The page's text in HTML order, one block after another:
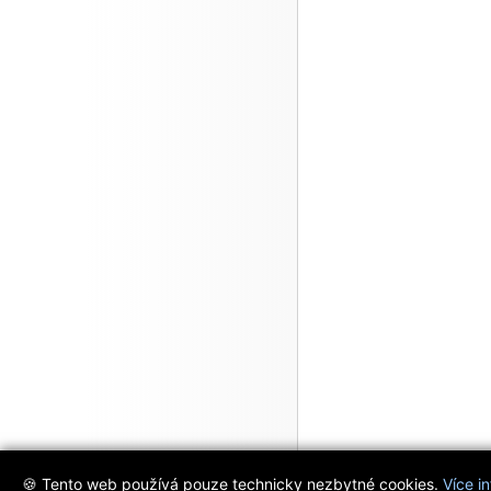
🍪 Tento web používá pouze technicky nezbytné cookies. Více